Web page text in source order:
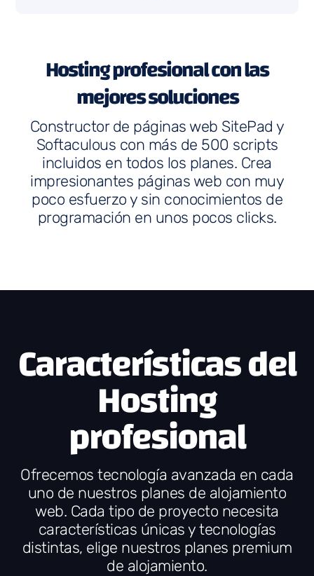
Hosting profesional con las
mejores soluciones
Constructor de páginas web SitePad y
Softaculous con más de 500 scripts
incluidos en todos los planes. Crea
impresionantes páginas web con muy
poco esfuerzo y sin conocimientos de
programación en unos pocos clicks.
Características del
Hosting
profesional
Ofrecemos tecnología avanzada en cada
uno de nuestros planes de alojamiento
web. Cada tipo de proyecto necesita
características únicas y tecnologías
distintas, elige nuestros planes premium
de alojamiento.